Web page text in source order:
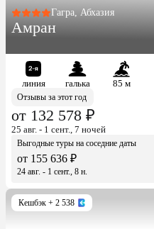
Гагра, Абхазия
Амран
линия галька 85 м
Отзывы за этот год
от 132 578 ₽
25 авг. - 1 сент., 7 ночей
Выгодные туры на соседние даты
от 155 636 ₽
24 авг. - 1 сент., 8 н.
Кешбэк + 2 538